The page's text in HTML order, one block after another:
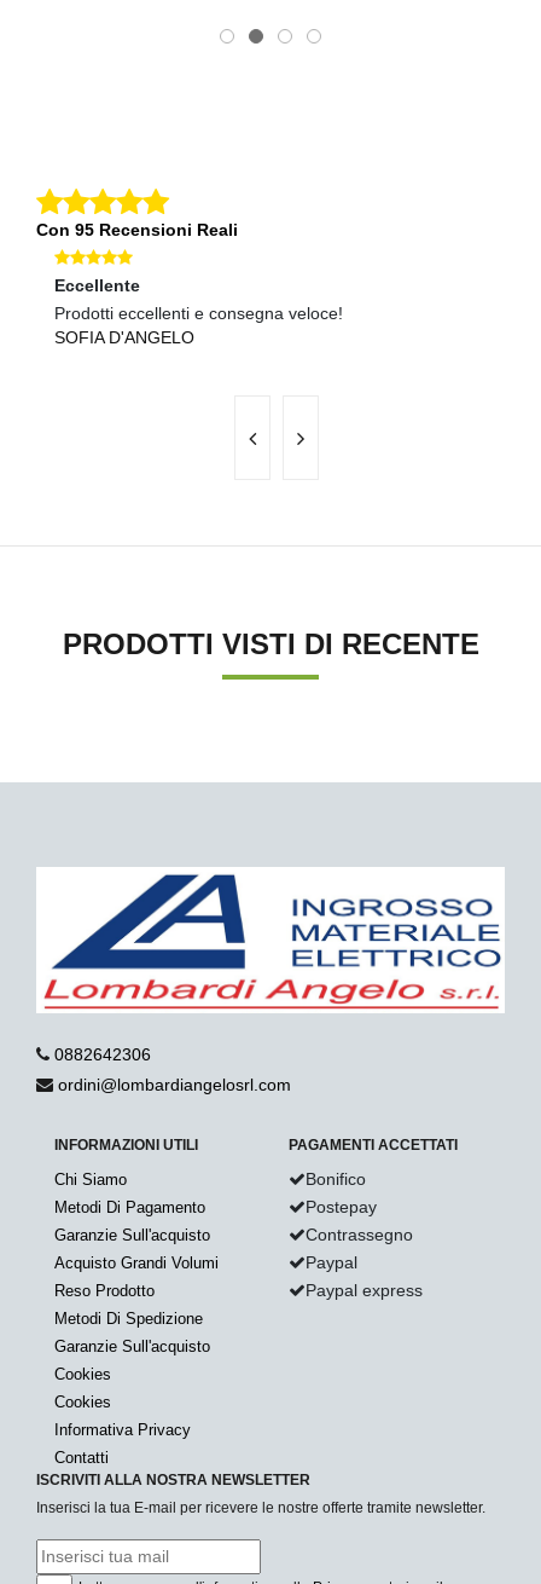
Con 95 Recensioni Reali
Eccellente
Prodotti eccellenti e consegna veloce!
SOFIA D'ANGELO
PRODOTTI VISTI DI RECENTE
0882642306
ordini@lombardiangelosrl.com
INFORMAZIONI UTILI
Chi Siamo
Metodi Di Pagamento
Garanzie Sull'acquisto
Acquisto Grandi Volumi
Reso Prodotto
Metodi Di Spedizione
Garanzie Sull'acquisto
Cookies
Cookies
Informativa Privacy
Contatti
PAGAMENTI ACCETTATI
Bonifico
Postepay
Contrassegno
Paypal
Paypal express
ISCRIVITI ALLA NOSTRA NEWSLETTER
Inserisci la tua E-mail per ricevere le nostre offerte tramite newsletter.